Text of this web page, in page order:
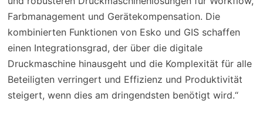
Farbmanagement und Gerätekompensation. Die
kombinierten Funktionen von Esko und GIS schaffen
einen Integrationsgrad, der über die digitale
Druckmaschine hinausgeht und die Komplexität für alle
Beteiligten verringert und Effizienz und Produktivität
steigert, wenn dies am dringendsten benötigt wird.“